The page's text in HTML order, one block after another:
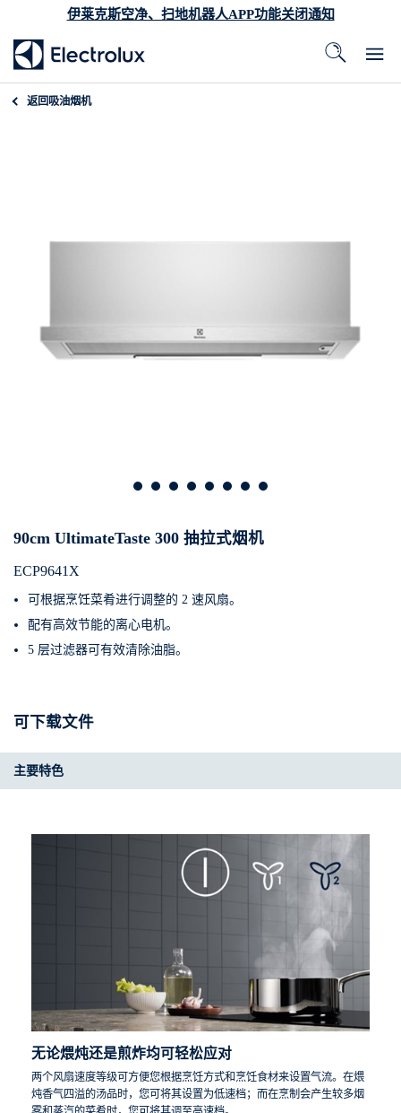
伊莱克斯空净、扫地机器人APP功能关闭通知
返回吸油烟机
90cm UltimateTaste 300 抽拉式烟机
ECP9641X
可根据烹饪菜肴进行调整的 2 速风扇。
配有高效节能的离心电机。
5 层过滤器可有效清除油脂。
可下载文件
主要特色
无论煨炖还是煎炸均可轻松应对
两个风扇速度等级可方便您根据烹饪方式和烹饪食材来设置气流。在煨
炖香气四溢的汤品时，您可将其设置为低速档；而在烹制会产生较多烟